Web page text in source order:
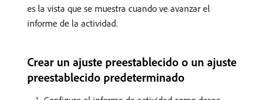
es la vista que se muestra cuando ve avanzar el
informe de la actividad.
Crear un ajuste preestablecido o un ajuste
preestablecido predeterminado